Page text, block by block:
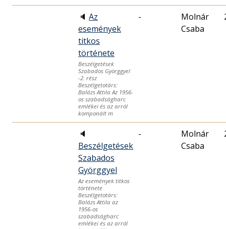
🔈 Az
események
titkos
története
Beszélgetések
Szabados Györggyel
-2. rész
Beszélgetotárs:
Balázs Attila Az 1956-
os szabadságharc
emlékei és az arról
komponált m
-
Molnár
Csaba
🔈
Beszélgetések
Szabados
Györggyel
Az események titkos
története
Beszélgetotárs:
Balázs Attila az
1956-os
szabadságharc
emlékei és az arról
-
Molnár
Csaba